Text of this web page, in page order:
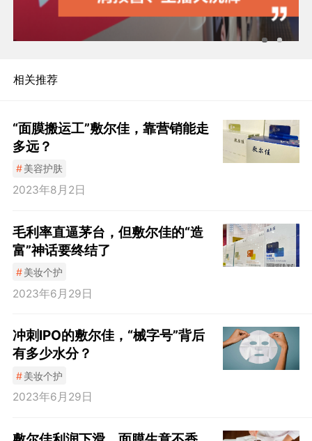
相关推荐
“面膜搬运工”敷尔佳，靠营销能走
多远？
#美容护肤
2023年8月2日
毛利率直逼茅台，但敷尔佳的“造
富”神话要终结了
#美妆个护
2023年6月29日
冲刺IPO的敷尔佳，“械字号”背后
有多少水分？
#美妆个护
2023年6月29日